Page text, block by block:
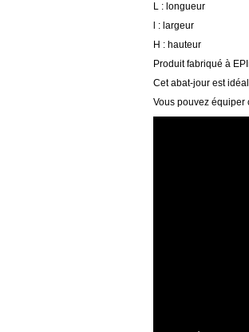
L : longueur
l : largeur
H : hauteur
Produit fabriqué à
Cet abat-jour est
Vous pouvez équiper